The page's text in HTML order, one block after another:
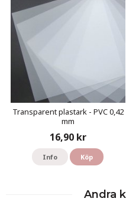
Transparent plastark - PVC 0,42
mm
16,90 kr
Info Köp
Andra